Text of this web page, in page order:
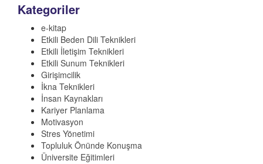
Kategoriler
e-kitap
Etkili Beden Dili Teknikleri
Etkili İletişim Teknikleri
Etkili Sunum Teknikleri
Girişimcilik
İkna Teknikleri
İnsan Kaynakları
Kariyer Planlama
Motivasyon
Stres Yönetimi
Topluluk Önünde Konuşma
Üniversite Eğitimleri